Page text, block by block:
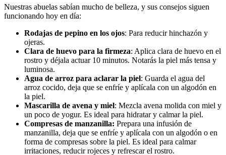
Nuestras abuelas sabían mucho de belleza, y sus consejos siguen
funcionando hoy en día:
Rodajas de pepino en los ojos: Para reducir hinchazón y
ojeras.
Clara de huevo para la firmeza: Aplica clara de huevo en el
rostro y déjala actuar 10 minutos. Notarás la piel más tensa y
luminosa.
Agua de arroz para aclarar la piel: Guarda el agua del
arroz cocido, deja que se enfríe y aplícala con un algodón en
la piel.
Mascarilla de avena y miel: Mezcla avena molida con miel y
un poco de yogur. Es ideal para hidratar y calmar la piel.
Compresas de manzanilla: Prepara una infusión de
manzanilla, deja que se enfríe y aplícala con un algodón o en
forma de compresas sobre la piel. Es ideal para calmar
irritaciones, reducir rojeces y refrescar el rostro.